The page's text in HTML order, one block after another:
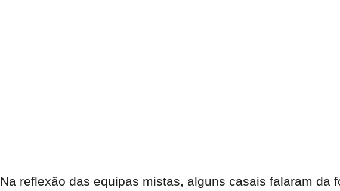
Na reflexão das equipas mistas, alguns casais falaram